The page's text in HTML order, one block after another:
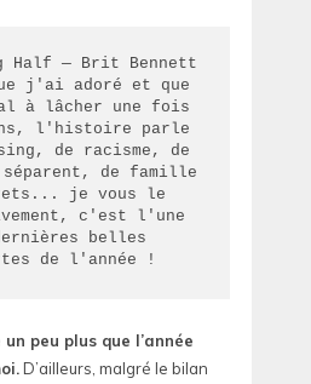
Half — Brit Bennett
j'ai adoré et que
à lâcher une fois
l'histoire parle
de racisme, de
de famille
je vous le
c'est l'une
belles
de l'année !
un peu plus que l’année
D’ailleurs, malgré le bilan